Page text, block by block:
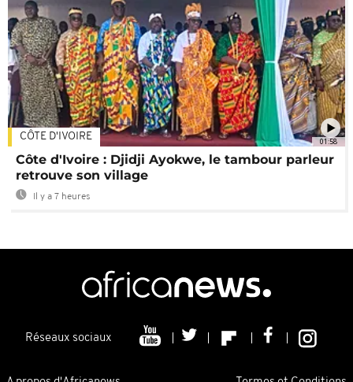
01:58
CÔTE D'IVOIRE
Côte d'Ivoire : Djidji Ayokwe, le tambour parleur
retrouve son village
Il y a 7 heures
Réseaux sociaux